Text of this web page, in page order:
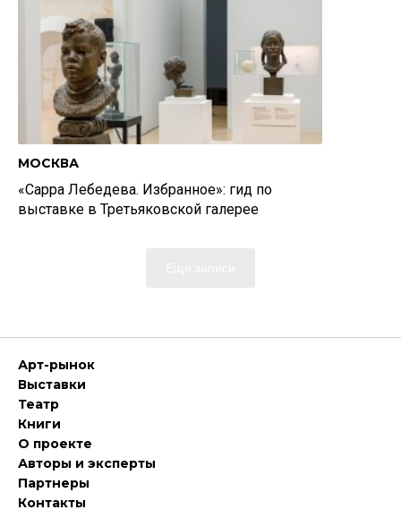
МОСКВА
«Сарра Лебедева. Избранное»: гид по
выставке в Третьяковской галерее
Арт-рынок
Выставки
Театр
Книги
О проекте
Авторы и эксперты
Партнеры
Контакты